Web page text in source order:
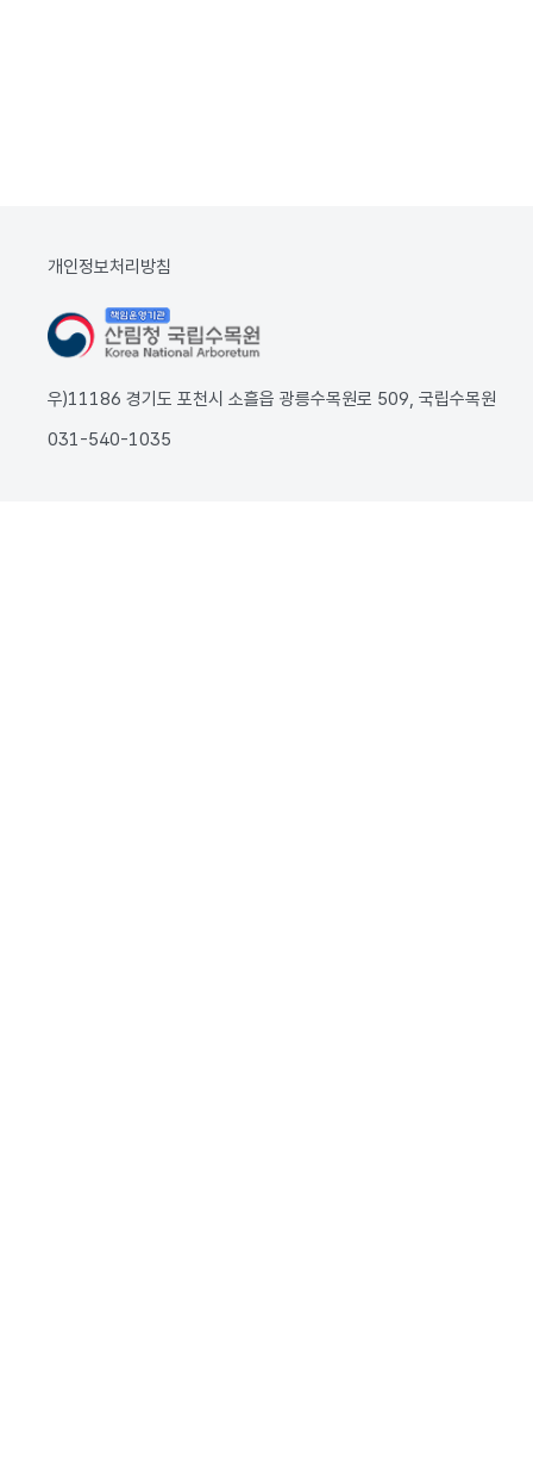
개인정보처리방침
우)11186 경기도 포천시 소흘읍 광릉수목원로 509, 국립수목원
031-540-1035